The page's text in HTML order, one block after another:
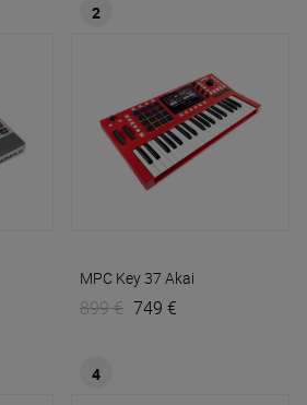
2
MPC Key 37 Akai
899 € 749 €
4